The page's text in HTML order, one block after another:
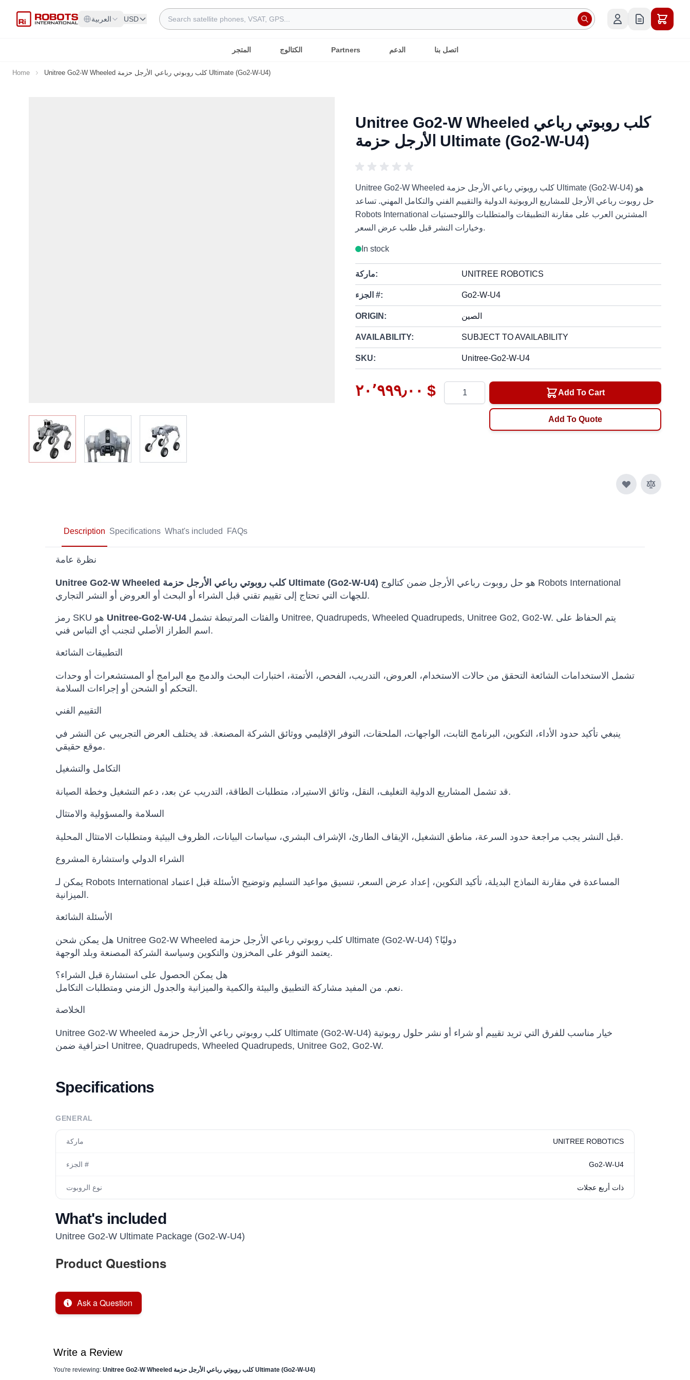
العربية USD
Search
المتجر الكتالوج Partners الدعم اتصل بنا
Home Unitree Go2-W Wheeled كلب روبوتي رباعي الأرجل حزمة Ultimate (Go2-W-U4)
Unitree Go2-W Wheeled كلب روبوتي رباعي
الأرجل حزمة Ultimate (Go2-W-U4)
View larger image
Unitree Go2-W Wheeled كلب روبوتي رباعي الأرجل حزمة Ultimate (Go2-W-U4) هو
حل روبوت رباعي الأرجل للمشاريع الروبوتية الدولية والتقييم الفني والتكامل المهني. تساعد
Robots International المشترين العرب على مقارنة التطبيقات والمتطلبات واللوجستيات
وخيارات النشر قبل طلب عرض السعر.
In stock
ماركة: UNITREE ROBOTICS
الجزء #: Go2-W-U4
ORIGIN: الصين
AVAILABILITY: SUBJECT TO AVAILABILITY
SKU: Unitree-Go2-W-U4
٢٠٬٩٩٩٫٠٠ $ Add To Cart
Add To Quote
Description Specifications What's included FAQs
نظرة عامة
Unitree Go2-W Wheeled كلب روبوتي رباعي الأرجل حزمة Ultimate (Go2-W-U4)
للجهات التي تحتاج إلى تقييم تقني قبل الشراء أو البحث أو العروض أو النشر التجاري.
Unitree-Go2-W-U4
اسم الطراز الأصلي لتجنب أي التباس فني.
التطبيقات الشائعة
تشمل الاستخدامات الشائعة التحقق من حالات الاستخدام، العروض، التدريب، الفحص، الأتمتة، اختبارات البحث والدمج مع البرامج أو المستشعرات أو وحدات
التحكم أو الشحن أو إجراءات السلامة.
التقييم الفني
ينبغي تأكيد حدود الأداء، التكوين، البرنامج الثابت، الواجهات، الملحقات، التوفر الإقليمي ووثائق الشركة المصنعة. قد يختلف العرض التجريبي عن النشر في
موقع حقيقي.
التكامل والتشغيل
قد تشمل المشاريع الدولية التغليف، النقل، وثائق الاستيراد، متطلبات الطاقة، التدريب عن بعد، دعم التشغيل وخطة الصيانة.
السلامة والمسؤولية والامتثال
قبل النشر يجب مراجعة حدود السرعة، مناطق التشغيل، الإيقاف الطارئ، الإشراف البشري، سياسات البيانات، الظروف البيئية ومتطلبات الامتثال المحلية.
الشراء الدولي واستشارة المشروع
يمكن لـ Robots International المساعدة في مقارنة النماذج البديلة، تأكيد التكوين، إعداد عرض السعر، تنسيق مواعيد التسليم وتوضيح الأسئلة قبل اعتماد
الميزانية.
الأسئلة الشائعة
هل يمكن شحن Unitree Go2-W Wheeled كلب روبوتي رباعي الأرجل حزمة Ultimate (Go2-W-U4) دوليًا؟
يعتمد التوفر على المخزون والتكوين وسياسة الشركة المصنعة وبلد الوجهة.
هل يمكن الحصول على استشارة قبل الشراء؟
نعم. من المفيد مشاركة التطبيق والبيئة والكمية والميزانية والجدول الزمني ومتطلبات التكامل.
الخلاصة
Unitree Go2-W Wheeled كلب روبوتي رباعي الأرجل حزمة Ultimate (Go2-W-U4) خيار مناسب للفرق التي تريد تقييم أو شراء أو نشر حلول روبوتية
احترافية ضمن Unitree, Quadrupeds, Wheeled Quadrupeds, Unitree Go2, Go2-W.
Specifications
GENERAL
ماركة UNITREE ROBOTICS
الجزء # Go2-W-U4
نوع الروبوت ذات أربع عجلات
What's included
Unitree Go2-W Ultimate Package (Go2-W-U4)
Product Questions
Ask a Question
Write a Review
You're reviewing: Unitree Go2-W Wheeled كلب روبوتي رباعي الأرجل حزمة Ultimate (Go2-W-U4)